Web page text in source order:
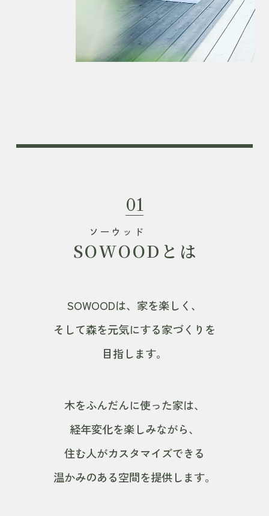
01
SOWOOD
ソーウッド
とは
SOWOODは、家を楽しく、
そして森を元気にする家づくりを
目指します。
木をふんだんに使った家は、
経年変化を楽しみながら、
住む人がカスタマイズできる
温かみのある空間を提供します。